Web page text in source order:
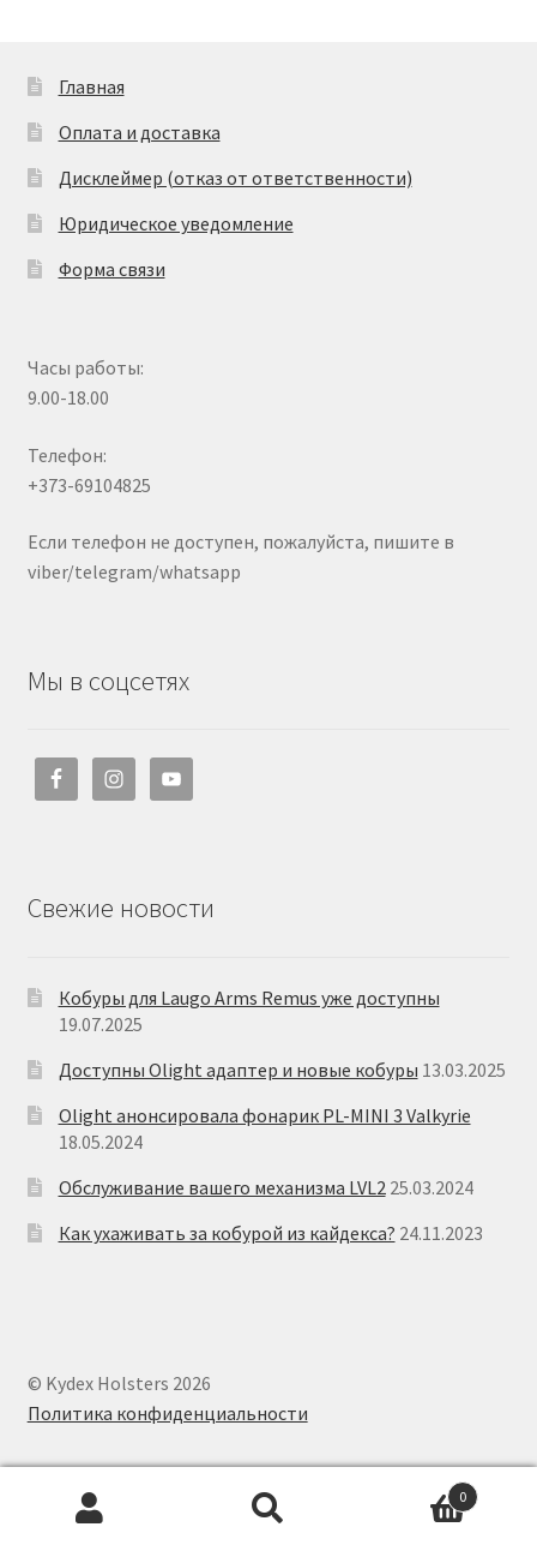
Главная
Оплата и доставка
Дисклеймер (отказ от ответственности)
Юридическое уведомление
Форма связи
Часы работы:
9.00-18.00
Телефон:
+373-69104825
Если телефон не доступен, пожалуйста, пишите в
viber/telegram/whatsapp
Мы в соцсетях
Свежие новости
Кобуры для Laugo Arms Remus уже доступны
19.07.2025
Доступны Olight адаптер и новые кобуры 13.03.2025
Olight анонсировала фонарик PL-MINI 3 Valkyrie
18.05.2024
Обслуживание вашего механизма LVL2 25.03.2024
Как ухаживать за кобурой из кайдекса? 24.11.2023
© Kydex Holsters 2026
Политика конфиденциальности
0